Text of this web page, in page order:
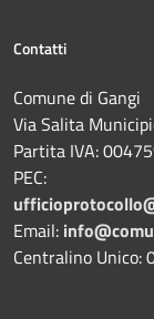
Contatti
Comune di Gangi
Via Salita
Partita IVA:
PEC:
Email:
Centralino Unico: